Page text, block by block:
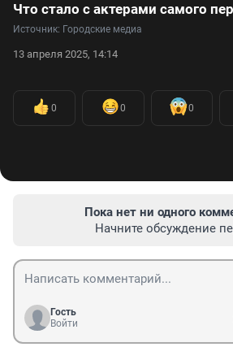
Источник: Городские медиа
13 апреля 2025, 14:14
0 0 0
Пока нет ни одного
Начните обсуждение
Гость
Войти